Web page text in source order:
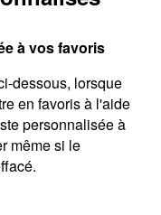
à vos favoris
dessous, lorsque
en favoris à l'aide
personnalisée à
même si le